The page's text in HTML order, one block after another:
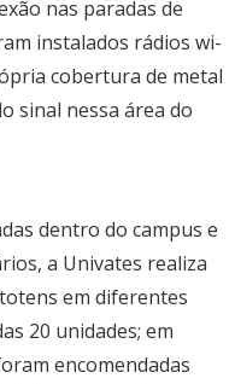
nas paradas de
instalados rádios wi-
cobertura de metal
sinal nessa área do
dentro do campus e
a Univates realiza
em diferentes
20 unidades; em
encomendadas